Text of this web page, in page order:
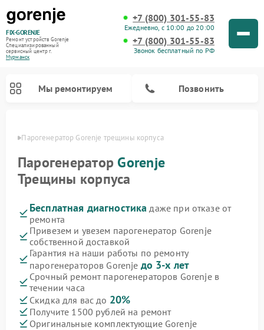
FIX-GORENJE
Ремонт устройств Gorenje
Специализированный
cервисный центр г.
Мурманск
+7 (800) 301-55-83
Ежедневно, с 10:00 до 20:00
+7 (800) 301-55-83
Звонок бесплатный по РФ
Мы ремонтируем Позвонить
Парогенератор Gorenje трещины корпуса
Парогенератор Gorenje
Трещины корпуса
Бесплатная диагностика даже при отказе от
ремонта
Привезем и увезем парогенератор Gorenje
собственной доставкой
Гарантия на наши работы по ремонту
парогенераторов Gorenje до 3-х лет
Срочный ремонт парогенераторов Gorenje в
течении часа
Скидка для вас до 20%
Получите 1500 рублей на ремонт
Оригинальные комплектующие Gorenje